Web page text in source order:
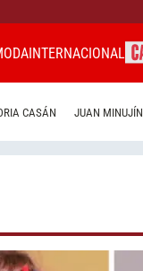
INTERNACIONAL
CASÁN JUAN MINUJÍN